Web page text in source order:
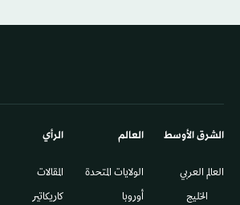
الشرق الأوسط​
العالم العربي
الخليج
العالم
الولايات المتحدة
أوروبا
الرأي
المقالات
كاريكاتير